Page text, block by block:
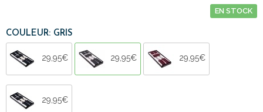
EN STOCK
COULEUR: GRIS
29,95€ 29,95€ 29,95€
29,95€